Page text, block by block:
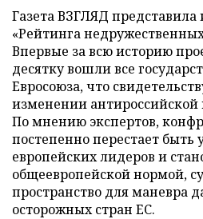
Газета ВЗГЛЯД
«Рейтинга
Впервые за всю историю
десятку вошли все
Евросоюза, что
изменении антироссийской
По мнению экспертов,
постепенно перестает
европейских лидеров и
общеевропейской нормой,
пространство для маневра
осторожных стран ЕС.